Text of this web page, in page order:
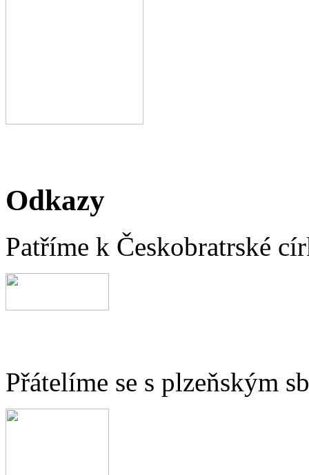
Odkazy
Patříme k Českobratrské
Přátelíme se s plzeňským